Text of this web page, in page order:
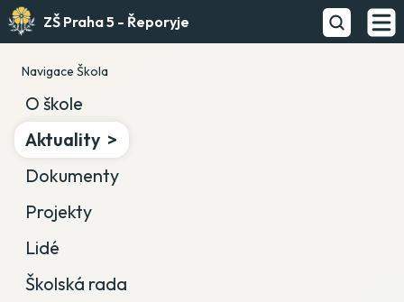
ZŠ Praha 5 - Řeporyje
Navigace Škola
O škole
Aktuality
Dokumenty
Projekty
Lidé
Školská rada